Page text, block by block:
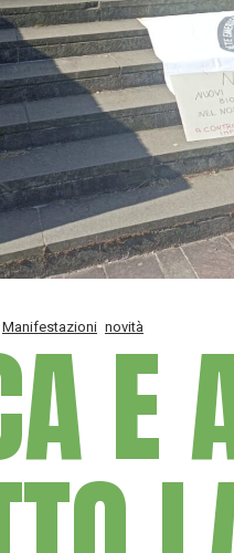
Manifestazioni novitàE